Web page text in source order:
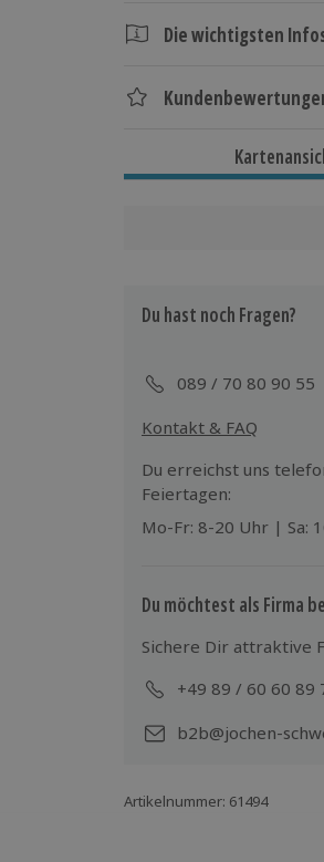
Die wichtigsten
Gesamtdauer: ca.
Reine
Ganzjährig
Keine Hinweise
Gutschein gültig
Du hast noch Fragen?
089 / 70 80 90 55
Kontakt & FAQ
Du erreichst uns
Feiertagen:
Mo-Fr: 8-20 Uhr | Sa:
Du möchtest als Firma
Sichere Dir attraktive
+49 89 / 60 60 89
b2b@jochen-
Artikelnummer: 61494